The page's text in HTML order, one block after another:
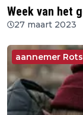
Week van het
27 maart 2023
aannemer